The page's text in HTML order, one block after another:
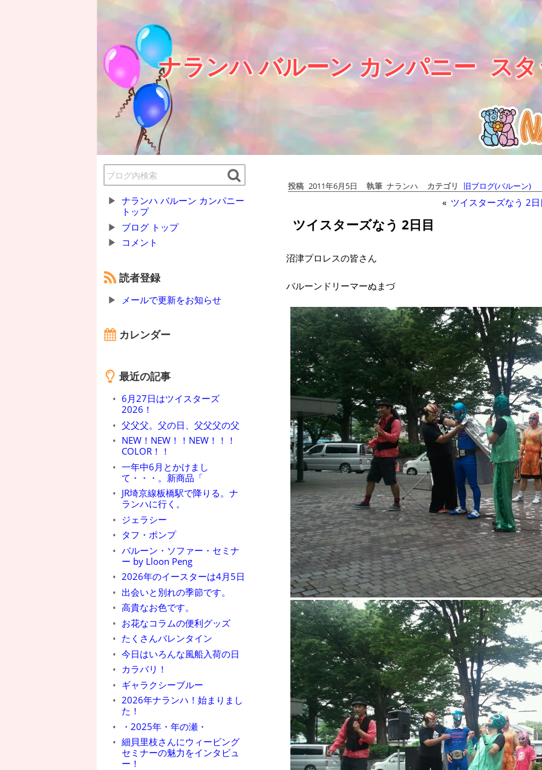
ナランハ バルーン カンパニー ス
ナランハ バルーン カンパニー
トップ
ブログ トップ
コメント
読者登録
メールで更新をお知らせ
カレンダー
最近の記事
6月27日はツイスターズ
2026！
父父父。父の日、父父父の父
NEW！NEW！！NEW！！！
COLOR！！
一年中6月とかけまし
て・・・。新商品「
JR埼京線板橋駅で降りる。ナ
ランハに行く。
ジェラシー
タフ・ポンプ
バルーン・ソファー・セミナ
ー by Lloon Peng
2026年のイースターは4月5日
出会いと別れの季節です。
高貴なお色です。
お花なコラムの便利グッズ
たくさんバレンタイン
今日はいろんな風船入荷の日
カラバリ！
ギャラクシーブルー
2026年ナランハ！始まりまし
た！
・2025年・年の瀬・
細貝里枝さんにウィービング
セミナーの魅力をインタビュ
ー！
投稿 2011年6月5日 執筆 ナランハ カテゴリ 旧ブログ(バルーン)
« ツイスターズなう 2
ツイスターズなう 2日目
沼津プロレスの皆さん
バルーンドリーマーぬまづ